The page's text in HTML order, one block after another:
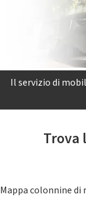
Il servizio di
Trova
Mappa colonnine